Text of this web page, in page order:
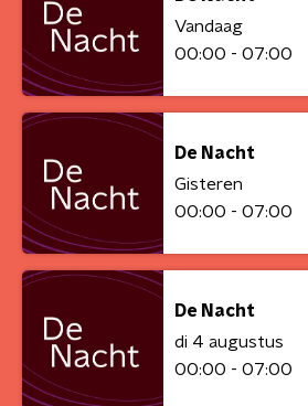
Vandaag
00:00 - 07:00
De Nacht
Gisteren
00:00 - 07:00
De Nacht
di 4 augustus
00:00 - 07:00